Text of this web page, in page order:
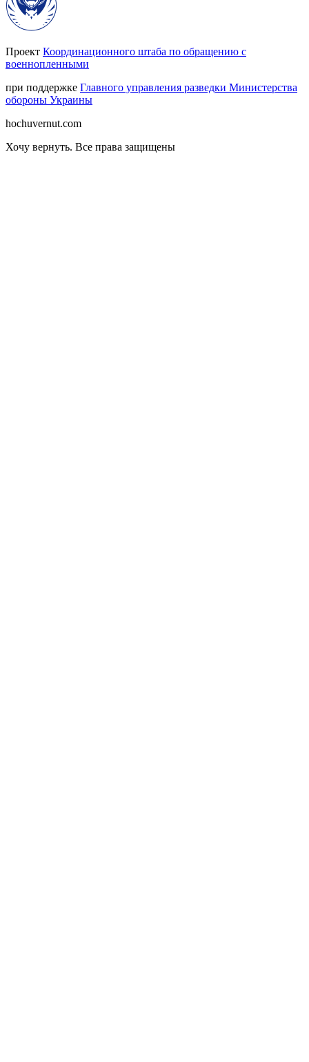
Проект Координационного штаба по обращению с
военнопленными
при поддержке Главного управления разведки Министерства
обороны Украины
hochuvernut.com
Хочу вернуть. Все права защищены